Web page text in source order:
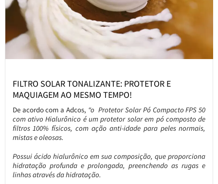
FILTRO SOLAR TONALIZANTE: PROTETOR E
MAQUIAGEM AO MESMO TEMPO!
De acordo com a Adcos, “o Protetor Solar Pó Compacto FPS 50
com ativo Hialurônico é um protetor solar em pó composto de
filtros 100% físicos, com ação anti-idade para peles normais,
mistas e oleosas.
Possui ácido hialurônico em sua composição, que proporciona
hidratação profunda e prolongada, preenchendo as rugas e
linhas através da hidratação.